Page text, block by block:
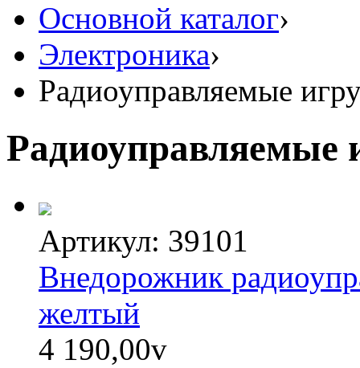
Основной каталог›
Электроника›
Радиоуправляемые
Радиоуправляемые
Артикул: 39101
Внедорожник
желтый
4 190,00v